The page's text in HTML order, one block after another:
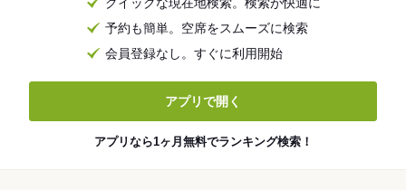
クイックな現在地検索。検索が快適に
予約も簡単。空席をスムーズに検索
会員登録なし。すぐに利用開始
アプリで開く
アプリなら1ヶ月無料でランキング検索！